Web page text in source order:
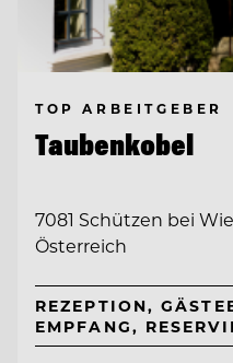
TOP ARBEITGEBER
Taubenkobel
7081 Schützen bei
Österreich
REZEPTION,
EMPFANG,